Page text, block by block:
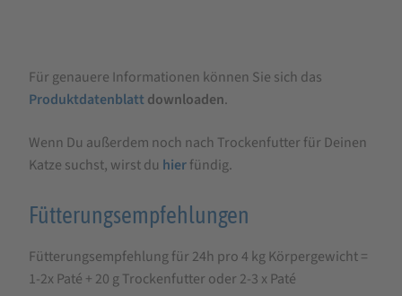
Für genauere Informationen können Sie sich das
Produktdatenblattdownloaden.
Wenn Du außerdem noch nach Trockenfutter für Deinen
Katze suchst, wirst du hierfündig.
Fütterungsempfehlungen
Fütterungsempfehlung für 24h pro 4 kg Körpergewicht =
1-2x Paté + 20 g Trockenfutter oder 2-3 x Paté